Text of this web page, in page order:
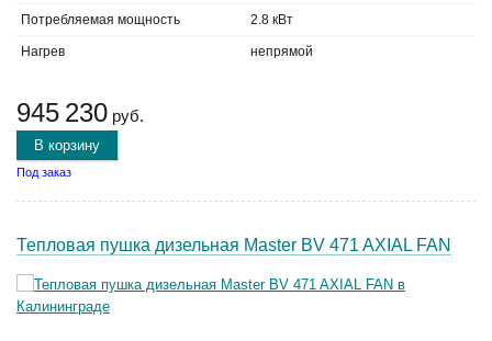
Потребляемая мощность 2.8 кВт
Нагрев непрямой
945 230 руб.
В корзину
Под заказ
Тепловая пушка дизельная Master BV 471 AXIAL FAN